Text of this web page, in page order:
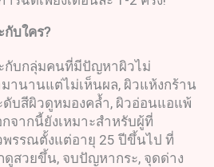
กับใคร?
กับกลุ่มคนที่มีปัญหาผิวไม่
านานแต่ไม่เห็นผล, ผิวแห้งกร้าน
ดับสีผิวดูหมองคล้ำ, ผิวอ่อนแอแพ้
จากนี้ยังเหมาะสำหรับผู้ที่
รรณตั้งแต่อายุ 25 ปีขึ้นไป ที่
ดูสวยขึ้น, จบปัญหากระ, จุดด่าง